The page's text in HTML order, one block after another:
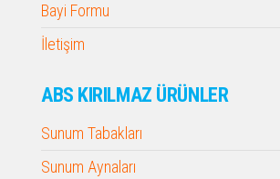
Bayi Formu
İletişim
ABS KIRILMAZ ÜRÜNLER
Sunum Tabakları
Sunum Aynaları